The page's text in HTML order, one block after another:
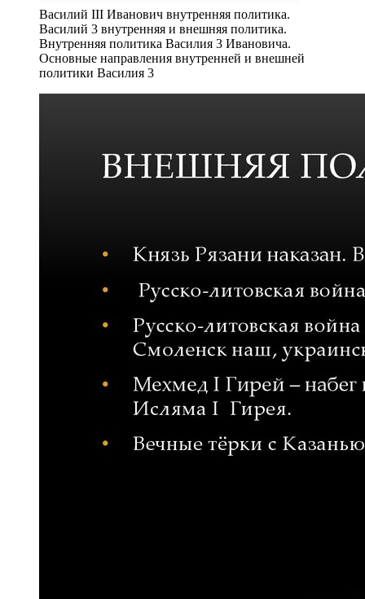
Василий III Иванович внутренняя политика.
Василий 3 внутренняя и внешняя политика.
Внутренняя политика Василия 3 Ивановича.
Основные направления внутренней и внешней
политики Василия 3